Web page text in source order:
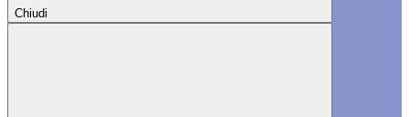
Chiudi